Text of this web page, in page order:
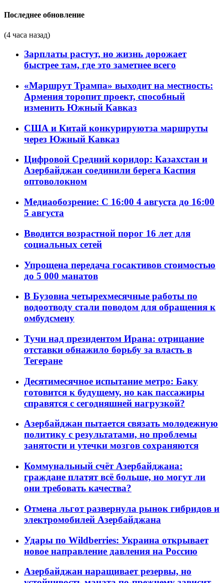
Последнее обновление
(4 часа назад)
Зарплаты растут, но жизнь дорожает
быстрее там, где это заметнее всего
«Маршрут Трампа» выходит на местность:
Армения торопит проект, способный
изменить Южный Кавказ
США и Китай конкурируютза маршруты
через Южный Кавказ
Цифровой Средний коридор: Казахстан и
Азербайджан соединили берега Каспия
оптоволокном
Медиаобозрение: С 16:00 4 августа до 16:00
5 августа
Вводится возрастной порог 16 лет для
социальных сетей
Упрощена передача госактивов стоимостью
до 5 000 манатов
В Бузовна четырехмесячные работы по
водоотводу стали поводом для обращения к
омбудсмену
Тучи над президентом Ирана: отрицание
отставки обнажило борьбу за власть в
Тегеране
Десятимесячное испытание метро: Баку
готовится к будущему, но как пассажиры
справятся с сегодняшней нагрузкой?
Азербайджан пытается связать молодежную
политику с результатами, но проблемы
занятости и утечки мозгов сохраняются
Коммунальный счёт Азербайджана:
граждане платят всё больше, но могут ли
они требовать качества?
Отмена льгот развернула рынок гибридов и
электромобилей Азербайджана
Удары по Wildberries: Украина открывает
новое направление давления на Россию
Азербайджан наращивает резервы, но